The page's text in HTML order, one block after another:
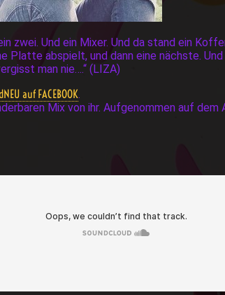
zwei. Und ein Mixer. Und da stand ein
Platte abspielt, und dann eine nächste.
man nie….“ (LIZA)
auf FACEBOOK.
Mix von ihr. Aufgenommen auf dem